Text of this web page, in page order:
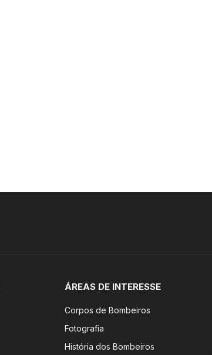
ÁREAS DE INTERESSE
Corpos de Bombeiros
Fotografia
História dos Bombeiros